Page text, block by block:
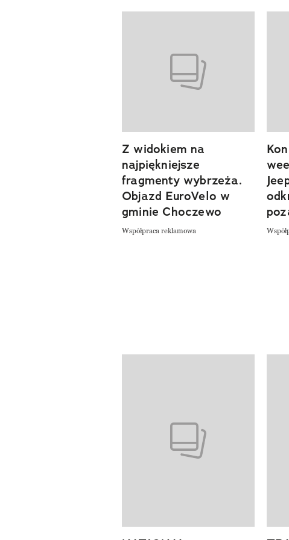
previous element
Z widokiem na
najpiękniejsze
fragmenty wybrzeża.
Objazd EuroVelo w
gminie Choczewo
Współpraca reklamowa